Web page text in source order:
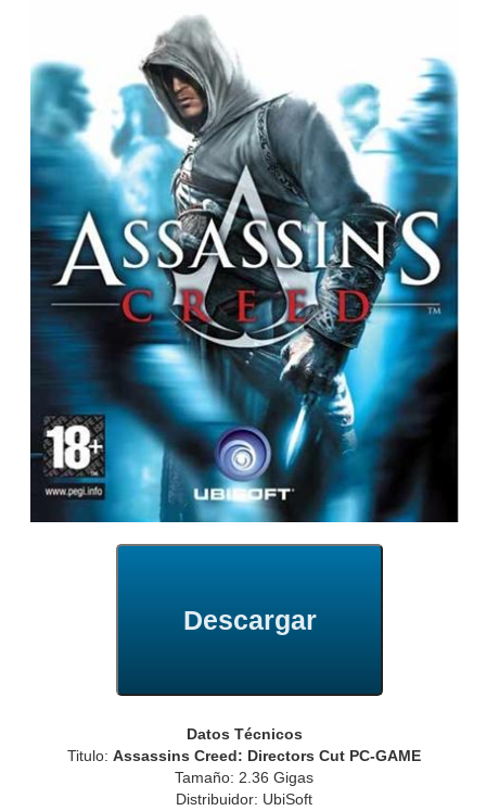
Descargar
Datos Técnicos
Titulo:Assassins Creed: Directors Cut PC-GAME
Tamaño: 2.36 Gigas
Distribuidor: UbiSoft